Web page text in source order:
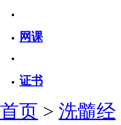
网课
证书
首页 > 洗髓经